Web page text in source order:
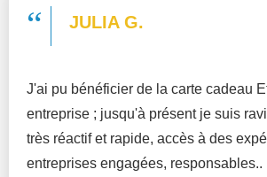
“ JULIA G.
J'ai pu bénéficier de la carte cadeau
entreprise ; jusqu'à présent je suis
très réactif et rapide, accès à des
entreprises engagées, responsables..